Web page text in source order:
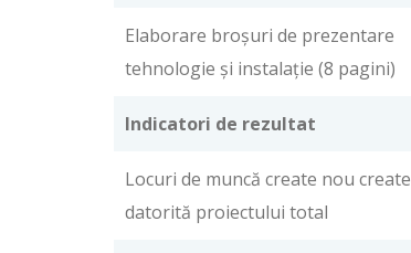
Elaborare broşuri de prezentare
tehnologie şi instalaţie (8 pagini)
Indicatori de rezultat
Locuri de muncă create nou create
datorită proiectului total